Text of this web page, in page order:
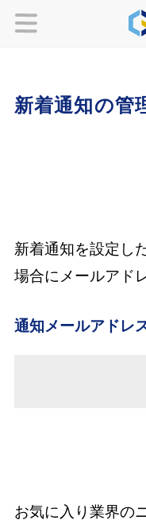
新着通知の管
新着通知を設定し
場合にメールアド
通知メールアドレ
お気に入り業界の